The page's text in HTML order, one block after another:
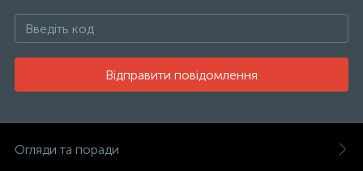
Відправити повідомлення
Огляди та поради